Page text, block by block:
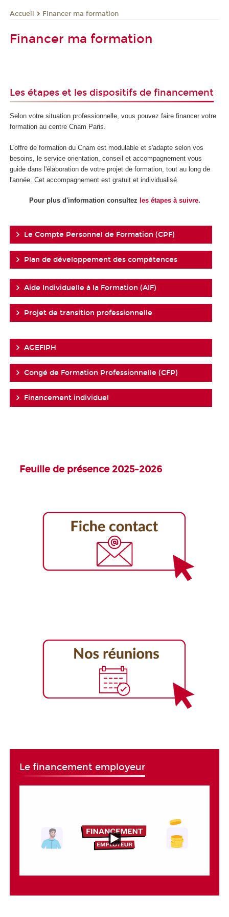
Accueil Financer ma formation
Financer ma formation
Les étapes et les dispositifs de financement
Selon votre situation professionnelle, vous pouvez faire financer votre
formation au centre Cnam Paris.
L'offre de formation du Cnam est modulable et s'adapte selon vos
besoins, le service orientation, conseil et accompagnement vous
guide dans l'élaboration de votre projet de formation, tout au long de
l'année. Cet accompagnement est gratuit et individualisé.
Pour plus d'information consultez les étapes à suivre.
Le Compte Personnel de Formation (CPF)
Plan de développement des compétences
Aide Individuelle à la Formation (AIF)
Projet de transition professionnelle
AGEFIPH
Congé de Formation Professionnelle (CFP)
Financement individuel
Feuille de présence 2025-2026
Le financement employeur